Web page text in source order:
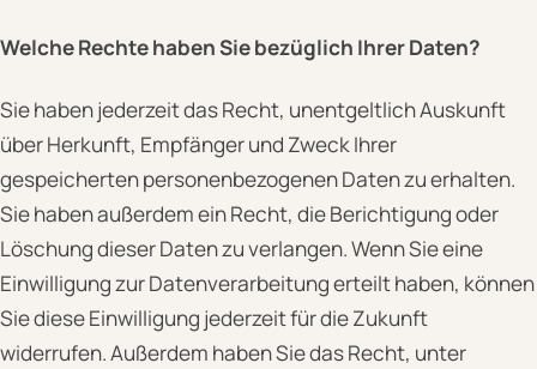
Welche Rechte haben Sie bezüglich Ihrer Daten?
Sie haben jederzeit das Recht, unentgeltlich Auskunft
über Herkunft, Empfänger und Zweck Ihrer
gespeicherten personenbezogenen Daten zu erhalten.
Sie haben außerdem ein Recht, die Berichtigung oder
Löschung dieser Daten zu verlangen. Wenn Sie eine
Einwilligung zur Datenverarbeitung erteilt haben, können
Sie diese Einwilligung jederzeit für die Zukunft
widerrufen. Außerdem haben Sie das Recht, unter